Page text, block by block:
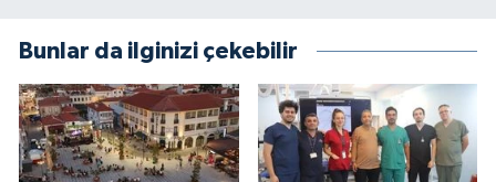
Bunlar da ilginizi çekebilir